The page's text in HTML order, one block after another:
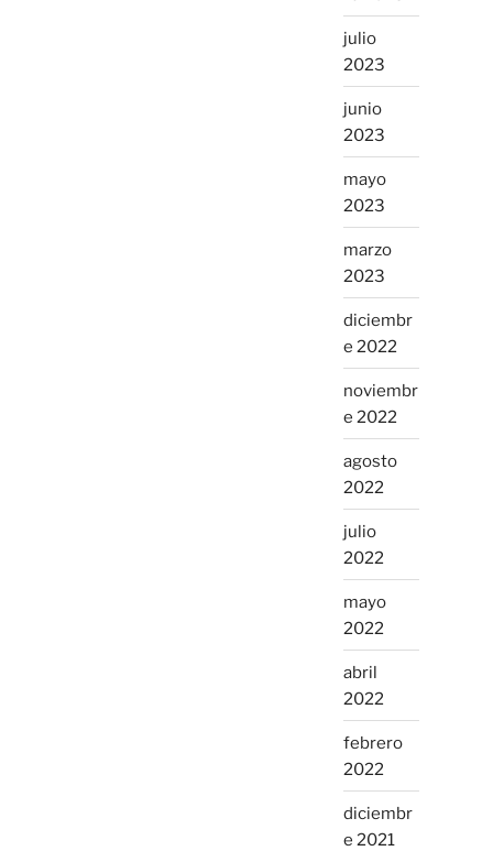
julio
2023
junio
2023
mayo
2023
marzo
2023
diciembr
e 2022
noviembr
e 2022
agosto
2022
julio
2022
mayo
2022
abril
2022
febrero
2022
diciembr
e 2021